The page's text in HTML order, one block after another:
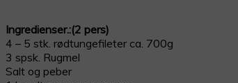
Ingredienser.:(2 pers)
4 – 5 stk. rødtungefileter ca. 700g
3 spsk. Rugmel
Salt og peber